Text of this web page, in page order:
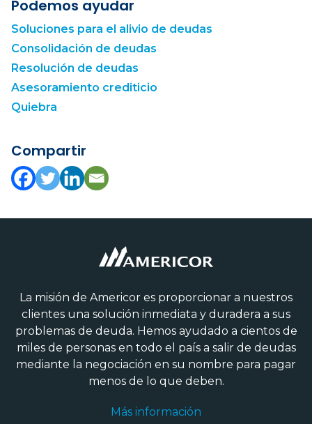
Podemos ayudar
Soluciones para el alivio de deudas
Consolidación de deudas
Resolución de deudas
Asesoramiento crediticio
Quiebra
Compartir
La misión de Americor es proporcionar a nuestros
clientes una solución inmediata y duradera a sus
problemas de deuda. Hemos ayudado a cientos de
miles de personas en todo el país a salir de deudas
mediante la negociación en su nombre para pagar
menos de lo que deben.
Más información